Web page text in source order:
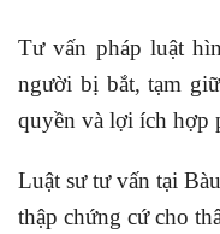
Tư vấn pháp luật
người bị bắt, tạm
quyền và lợi ích hợp
Luật sư tư vấn tại
thập chứng cứ cho